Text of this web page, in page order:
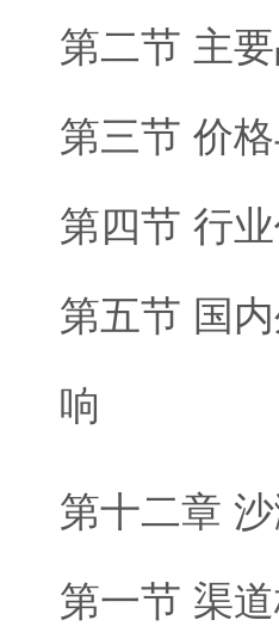
第二节 主
第三节 价
第四节 行
第五节 国
响
第十二章
第一节 渠